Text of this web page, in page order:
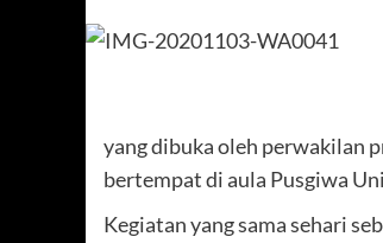
yang dibuka oleh perwakilan
bertempat di aula Pusgiwa
Kegiatan yang sama sehari